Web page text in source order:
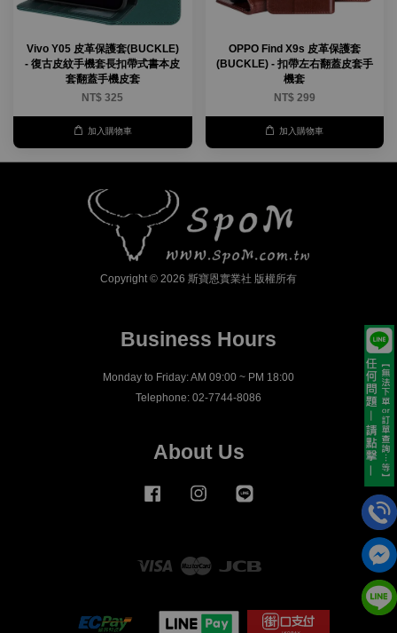
Vivo Y05 皮革保護套(BUCKLE)
- 復古皮紋手機套長扣帶式書本皮
套翻蓋手機皮套
NT$ 325
加入購物車
OPPO Find X9s 皮革保護套
(BUCKLE) - 扣帶左右翻蓋皮套手
機套
NT$ 299
加入購物車
Copyright © 2026 斯寶恩實業社 版權所有
Business Hours
Monday to Friday: AM 09:00 ~ PM 18:00
Telephone: 02-7744-8086
About Us
Facebook Instagram
Visa Master